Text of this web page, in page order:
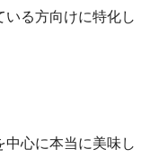
る方向けに特化し
心に本当に美味し